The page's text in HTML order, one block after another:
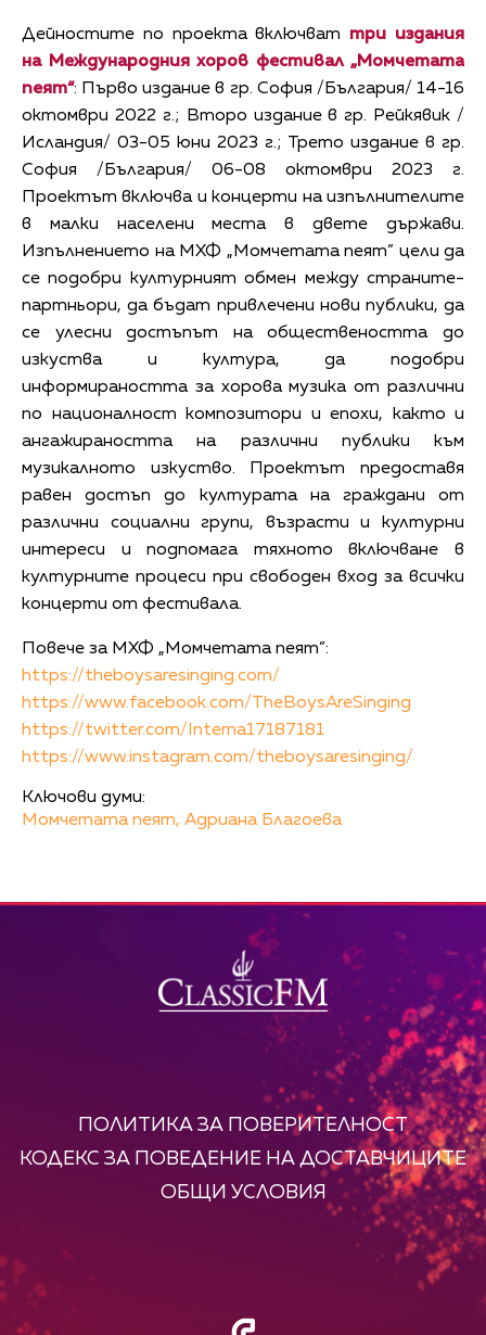
Дейностите по проекта включват три издания
на Международния хоров фестивал „Момчетата
пеят“: Първо издание в гр. София /България/ 14-16
октомври 2022 г.; Второ издание в гр. Рейкявик /
Исландия/ 03-05 юни 2023 г.; Трето издание в гр.
София /България/ 06-08 октомври 2023 г.
Проектът включва и концерти на изпълнителите
в малки населени места в двете държави.
Изпълнението на МХФ „Момчетата пеят” цели да
се подобри културният обмен между страните-
партньори, да бъдат привлечени нови публики, да
се улесни достъпът на обществеността до
изкуства и култура, да подобри
информираността за хорова музика от различни
по националност композитори и епохи, както и
ангажираността на различни публики към
музикалното изкуство. Проектът предоставя
равен достъп до културата на граждани от
различни социални групи, възрасти и културни
интереси и подпомага тяхното включване в
културните процеси при свободен вход за всички
концерти от фестивала.
Повече за МХФ „Момчетата пеят”:
https://theboysaresinging.com/
https://www.facebook.com/TheBoysAreSinging
https://twitter.com/Interna17187181
https://www.instagram.com/theboysaresinging/
Ключови думи:
Момчетата пеят, Адриана Благоева
ПОЛИТИКА ЗА ПОВЕРИТЕЛНОСТ
КОДЕКС ЗА ПОВЕДЕНИЕ НА ДОСТАВЧИЦИТЕ
ОБЩИ УСЛОВИЯ